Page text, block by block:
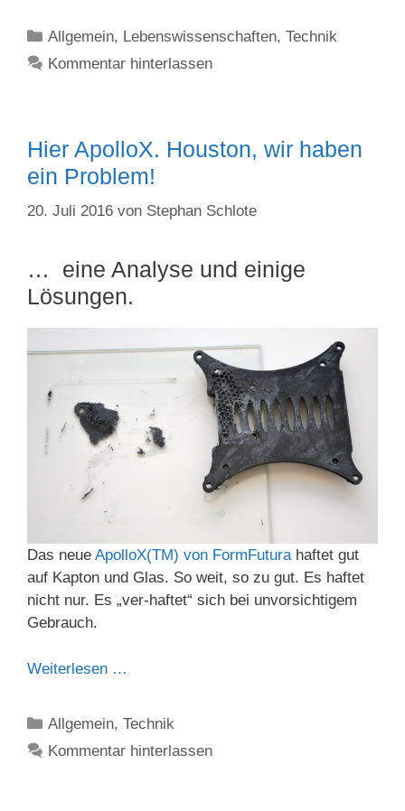
Kategorien
Allgemein, Lebenswissenschaften,Technik
Kommentar hinterlassen
Hier ApolloX. Houston, wir haben
ein Problem!
20. Juli 2016 von Stephan Schlote
… eine Analyse und einige
Lösungen.
Das neue ApolloX(TM) von FormFuturahaftet gut
auf Kapton und Glas. So weit, so zu gut. Es haftet
nicht nur. Es „ver-haftet“ sich bei unvorsichtigem
Gebrauch.
Weiterlesen …
Kategorien
Allgemein,Technik
Kommentar hinterlassen